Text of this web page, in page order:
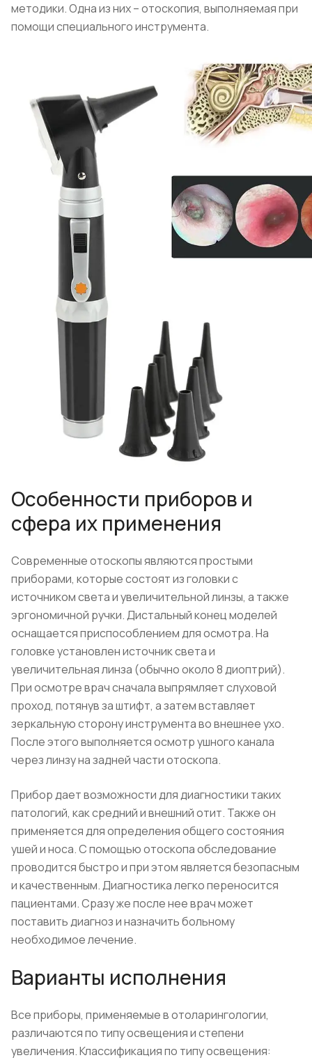
методики. Одна из них – отоскопия, выполняемая при
помощи специального инструмента.
Особенности приборов и
сфера их применения
Современные отоскопы являются простыми
приборами, которые состоят из головки с
источником света и увеличительной линзы, а также
эргономичной ручки. Дистальный конец моделей
оснащается приспособлением для осмотра. На
головке установлен источник света и
увеличительная линза (обычно около 8 диоптрий).
При осмотре врач сначала выпрямляет слуховой
проход, потянув за штифт, а затем вставляет
зеркальную сторону инструмента во внешнее ухо.
После этого выполняется осмотр ушного канала
через линзу на задней части отоскопа.
Прибор дает возможности для диагностики таких
патологий, как средний и внешний отит. Также он
применяется для определения общего состояния
ушей и носа. С помощью отоскопа обследование
проводится быстро и при этом является безопасным
и качественным. Диагностика легко переносится
пациентами. Сразу же после нее врач может
поставить диагноз и назначить больному
необходимое лечение.
Варианты исполнения
Все приборы, применяемые в отоларингологии,
различаются по типу освещения и степени
увеличения. Классификация по типу освещения: